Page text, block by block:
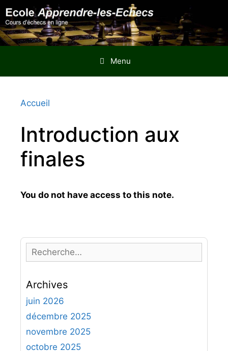
Aller
au
contenu
Menu
Accueil
Introduction aux
finales
You do not have access to this note.
e
h
e
r
h
Archives
juin 2026
décembre 2025
novembre 2025
octobre 2025